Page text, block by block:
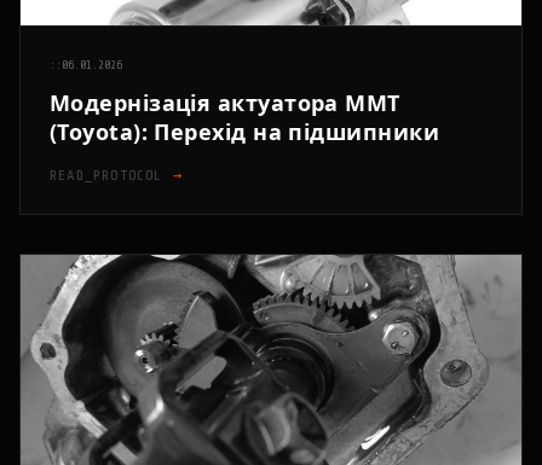
:: 06.01.2026
Модернізація актуатора MMT
(Toyota): Перехід на підшипники
READ_PROTOCOL →